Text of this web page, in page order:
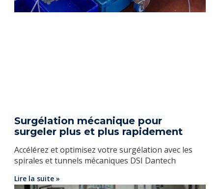
Surgélation mécanique pour
surgeler plus et plus rapidement
Accélérez et optimisez votre surgélation avec les
spirales et tunnels mécaniques DSI Dantech
Lire la suite »